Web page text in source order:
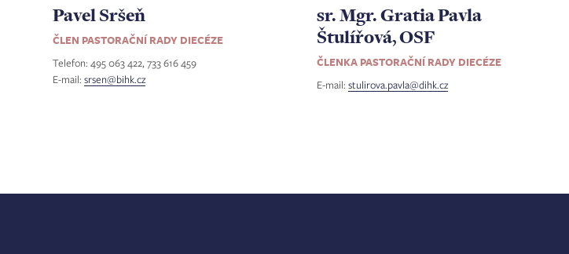
Pavel Sršeň
ČLEN PASTORAČNÍ RADY DIECÉZE
Telefon: 495 063 422, 733 616 459
E-mail: srsen@bihk.cz
sr. Mgr. Gratia Pavla
Štulířová, OSF
ČLENKA PASTORAČNÍ RADY DIECÉZE
E-mail: stulirova.pavla@dihk.cz